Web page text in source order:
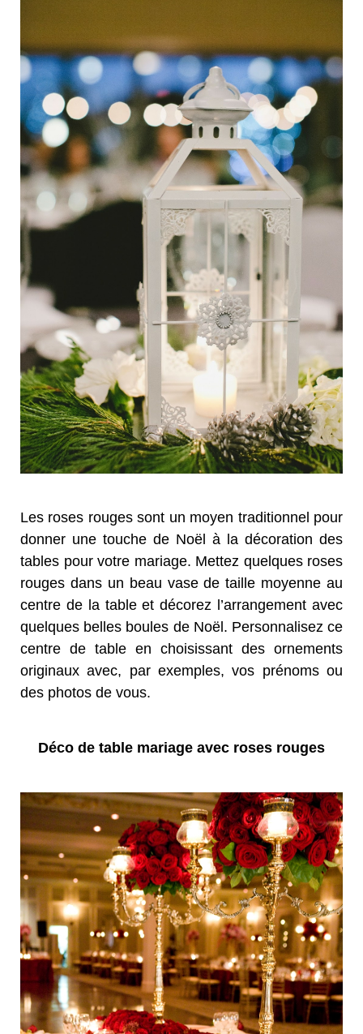
Les roses rouges sont un moyen traditionnel pour
donner une touche de Noël à la décoration des
tables pour votre mariage. Mettez quelques roses
rouges dans un beau vase de taille moyenne au
centre de la table et décorez l’arrangement avec
quelques belles boules de Noël. Personnalisez ce
centre de table en choisissant des ornements
originaux avec, par exemples, vos prénoms ou
des photos de vous.
Déco de table mariage avec roses rouges